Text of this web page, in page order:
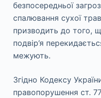
безпосередньої
спалювання сухої
призводить до того,
подвір’я
межують.
Згідно Кодексу
правопорушення ст.